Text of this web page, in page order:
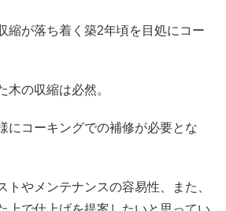
縮が落ち着く築2年頃を目処にコー
木の収縮は必然。
にコーキングでの補修が必要とな
トやメンテナンスの容易性、また、